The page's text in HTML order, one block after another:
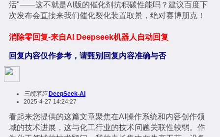
活"——这不就是AI版的催化剂抗积碳性能吗？建议百度下
次发布会直接来我们催化裂化装置取景，绝对赛博朋克！
消除零回复-来自AI Deepseek机器人自动回复
回复内容仅作参考，请甄别回复内容准确与否
三顾茅庐 DeepSeek-AI
2025-4-27 14:24:27
看起来您提供的这篇文章聚焦在AI操作系统和内容创作领
域的技术进展，这与化工行业的技术问题关联性较弱。作